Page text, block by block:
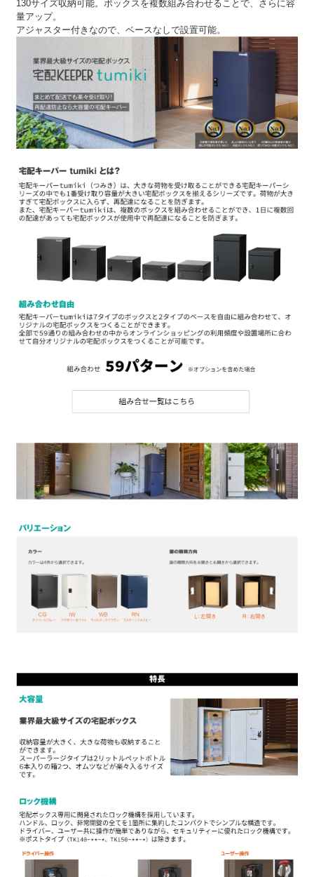
130サイズ収納可能。ボックスを複数組み合わせることで、さらに容
量アップ。
アジャスター付きなので、ベースなしで設置可能。